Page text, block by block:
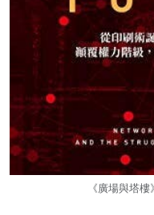
《廣場與塔